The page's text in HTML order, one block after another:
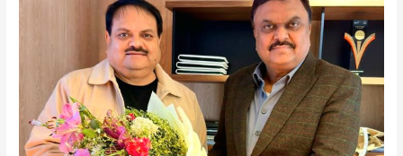
सर्वांगीण
सर्वोच्च
प्राथमिकता
दे